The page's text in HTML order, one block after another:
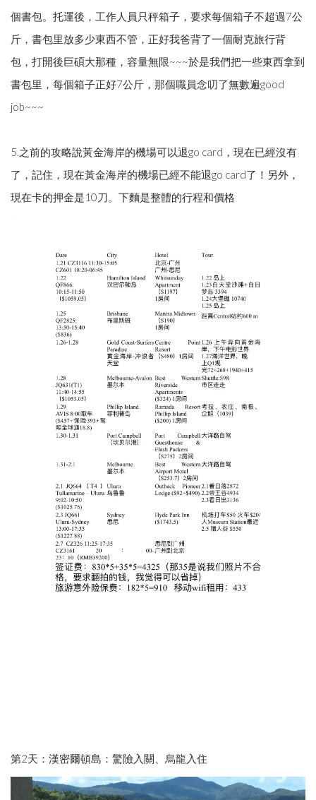
個書包。托運後，工作人員只秤箱子，要求每個箱子不超過7公
斤，書包里放多少東西不管，正好我爸背了一個耐克旅行背
包，打開後巨碩大那種，容量無限~~~於是我們把一些東西拿到
書包里，每個箱子正好7公斤，那個職員念叨了無數遍good
job~~~
5.之前的攻略說黃金海岸的機場可以退go card，現在已經沒有
了，記住，現在黃金海岸的機場已經不能退go card了！另外，
現在卡的押金是10刀。下麵是整體的行程和價格
第2天：漢密爾頓島：驚險入關、烏龍入住